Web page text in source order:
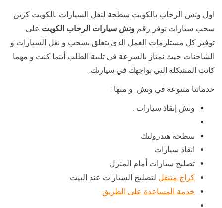
اول ونش الرحاب بالكويت سطحة لنقل السيارات بالكويت كرين
سحب سيارات نوفر رقم ونش سيارات الرحاب الكويت على
توفير كل مستلزمات العمل الذي يتعلق بسحب و نقل السيارات و
الشاحنات حيث نمتاز بالسرعة في تلبية الطلب أينما كنت و مهما
كانت المشكلة التي تواجهك في سيارتك.
خدماتنا متنوعة في ونش و منها :
ونش إنقاذ سيارات .
سطحة هيدروليك
انقاذ سيارات
تصليح سيارات أمام المنزل
كراج متنقل لتصليح السيارات عند البيت
خدمة المساعدة على الطريق